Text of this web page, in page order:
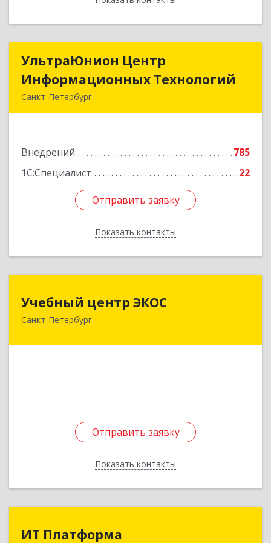
УльтраЮнион Центр
Информационных Технологий
Санкт-Петербург
Внедрений
785
1С:Специалист
22
Отправить заявку
Показать контакты
УльтраЮнион Центр
Информационных Технологий
Подробнее
Отправить заявку
Назад
Учебный центр ЭКОС
Санкт-Петербург
Отправить заявку
Показать контакты
197342, Санкт-Петербург г, Ушаковская
Отправить заявку
Назад
ИТ Платформа